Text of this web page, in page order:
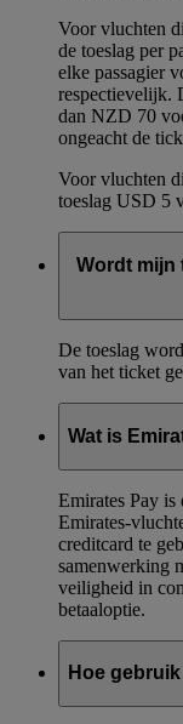
Voor vluchten
de toeslag per
elke passagier
respectievelijk.
dan NZD 70
ongeacht de
Voor vluchten
toeslag USD 5
Wordt mijn
De toeslag
van het ticket
Wat is
Emirates Pay is
Emirates-
creditcard te
samenwerking
veiligheid in
betaaloptie.
Hoe